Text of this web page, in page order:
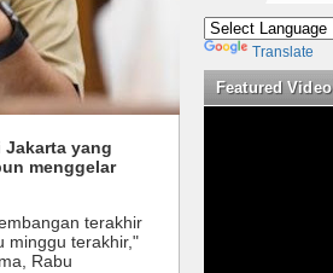
yang
menggelar
terakhir
minggu terakhir,"
Rabu
Translate
Featured Video